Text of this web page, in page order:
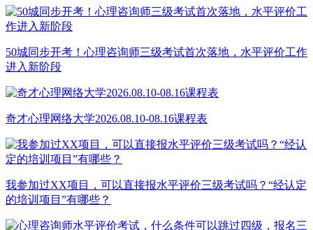
50城同步开考！心理咨询师三级考试首次落地，水平评价工作
进入新阶段
奇才心理网络大学2026.08.10-08.16课程表
我参加过XX项目，可以直接报水平评价三级考试吗？“经认定
的培训项目”有哪些？